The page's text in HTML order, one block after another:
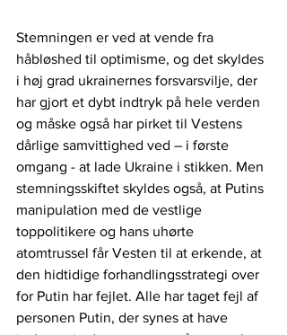
Stemningen er ved at vende fra
håbløshed til optimisme, og det skyldes
i høj grad ukrainernes forsvarsvilje, der
har gjort et dybt indtryk på hele verden
og måske også har pirket til Vestens
dårlige samvittighed ved – i første
omgang - at lade Ukraine i stikken. Men
stemningsskiftet skyldes også, at Putins
manipulation med de vestlige
toppolitikere og hans uhørte
atomtrussel får Vesten til at erkende, at
den hidtidige forhandlingsstrategi over
for Putin har fejlet. Alle har taget fejl af
personen Putin, der synes at have